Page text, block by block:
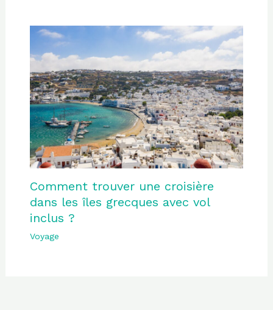
Comment trouver une croisière
dans les îles grecques avec vol
inclus ?
Voyage